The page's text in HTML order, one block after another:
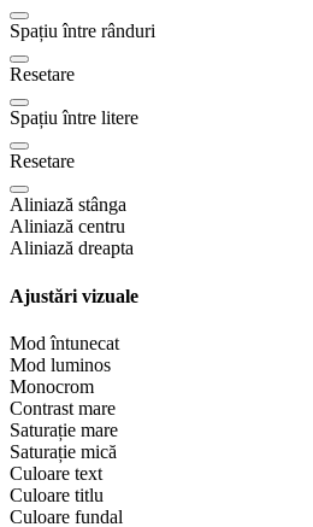
Spațiu între rânduri
Resetare
Spațiu între litere
Resetare
Aliniază stânga
Aliniază centru
Aliniază dreapta
Ajustări vizuale
Mod întunecat
Mod luminos
Monocrom
Contrast mare
Saturație mare
Saturație mică
Culoare text
Culoare titlu
Culoare fundal